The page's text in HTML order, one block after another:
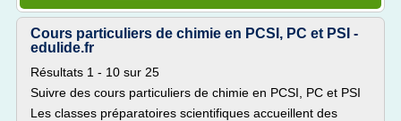
Cours particuliers de chimie en PCSI, PC et PSI -
edulide.fr
Résultats 1 - 10 sur 25
Suivre des cours particuliers de chimie en PCSI, PC et PSI
Les classes préparatoires scientifiques accueillent des